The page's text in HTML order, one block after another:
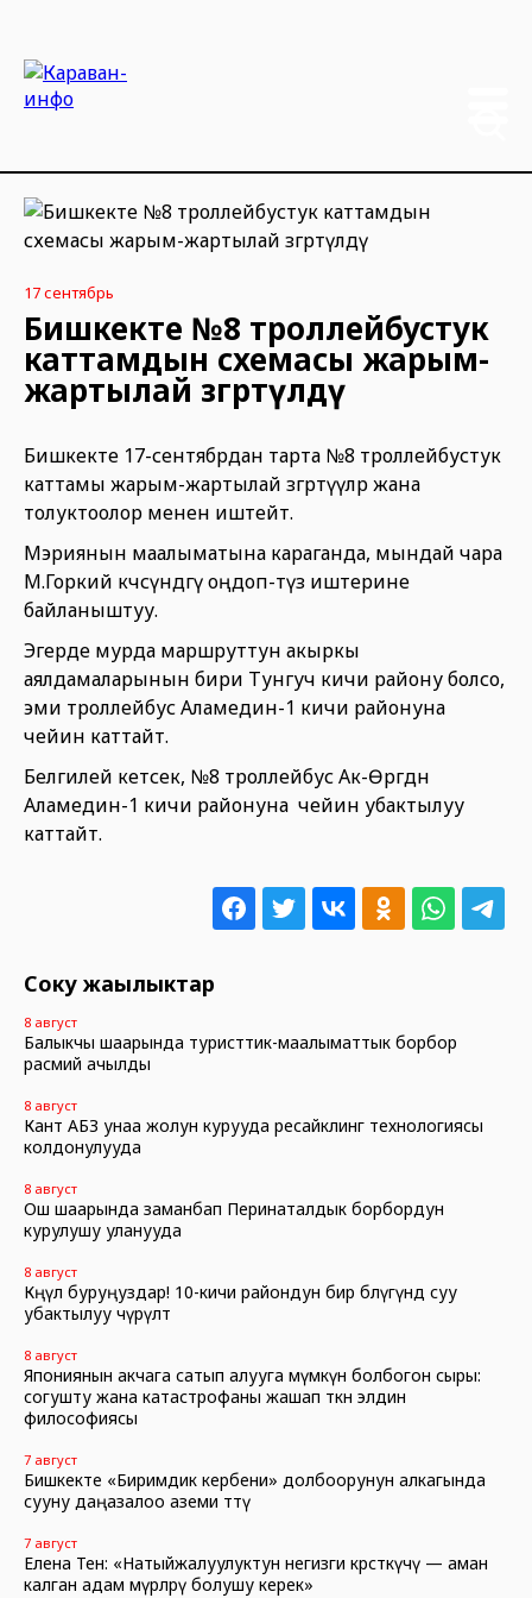
17 сентябрь
Бишкекте №8 троллейбустук
каттамдын схемасы жарым-
жартылай өзгөртүлдү
Бишкекте 17-сентябрдан тарта №8 троллейбустук
каттамы жарым-жартылай өзгөртүүлөр жана
толуктоолор менен иштейт.
Мэриянын маалыматына караганда, мындай чара
М.Горкий көчөсүндөгү оңдоп-түзөө иштерине
байланыштуу.
Эгерде мурда маршруттун акыркы
аялдамаларынын бири Тунгуч кичи району болсо,
эми троллейбус Аламедин-1 кичи районуна
чейин каттайт.
Белгилей кетсек, №8 троллейбус Ак-Өргөдөн
Аламедин-1 кичи районуна чейин убактылуу
каттайт.
Соңку жаңылыктар
8 август
Балыкчы шаарында туристтик-маалыматтык борбор
расмий ачылды
8 август
Кант АБЗ унаа жолун курууда ресайклинг технологиясы
колдонулууда
8 август
Ош шаарында заманбап Перинаталдык борбордун
курулушу уланууда
8 август
Көңүл буруңуздар! 10-кичи райондун бир бөлүгүндө суу
убактылуу өчүрүлөт
8 август
Япониянын акчага сатып алууга мүмкүн болбогон сыры:
согушту жана катастрофаны жашап өткөн элдин
философиясы
7 август
Бишкекте «Биримдик кербени» долбоорунун алкагында
сууну даңазалоо аземи өттү
7 август
Елена Тен: «Натыйжалуулуктун негизги көрсөткүчү — аман
калган адам өмүрлөрү болушу керек»